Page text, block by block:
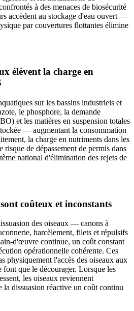
à des menaces de biosécurité
accèdent au stockage d'eau ouvert —
par couvertures flottantes élimine
élèvent la charge en
sur les bassins industriels et
le phosphore, la demande
et les matières en suspension totales
— augmentant la consommation
la charge en nutriments dans les
risque de dépassement de permis dans
national d'élimination des rejets de
coûteux et inconstants
des oiseaux — canons à
harcèlement, filets et répulsifs
d'œuvre continue, un coût constant
opérationnelle cohérente. Ces
physiquement l'accès des oiseaux aux
font que le décourager. Lorsque les
les oiseaux reviennent
dissuasion réactive un coût continu